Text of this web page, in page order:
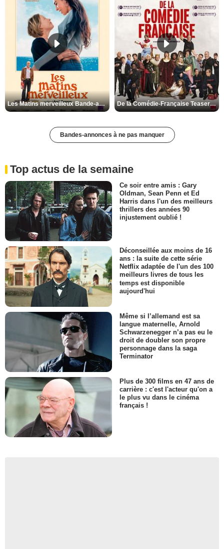
Les Matins merveilleux Bande-annonce VF De la Comédie-Française Teaser VF
Bandes-annonces à ne pas manquer
Top actus de la semaine
Ce soir entre amis : Gary
Oldman, Sean Penn et Ed
Harris dans l'un des meilleurs
thrillers des années 90
injustement oublié !
Déconseillée aux moins de 16
ans : la suite de cette série
Netflix adaptée de l'un des 100
meilleurs livres de tous les
temps est disponible
aujourd'hui
Même si l’allemand est sa
langue maternelle, Arnold
Schwarzenegger n’a pas eu le
droit de doubler son propre
personnage dans la saga
Terminator
Plus de 300 films en 47 ans de
carrière : c'est l'acteur qu'on a
le plus vu dans le cinéma
français !